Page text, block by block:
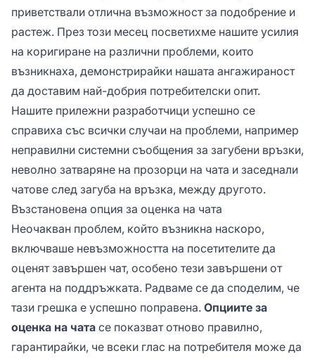
приветствали отлична възможност за подобрение и
растеж. През този месец посветихме нашите усилия
на коригиране на различни проблеми, които
възникнаха, демонстрирайки нашата ангажираност
да доставим най-добрия потребителски опит.
Нашите прилежни разработчици успешно се
справиха със всички случаи на проблеми, например
неправилни системни съобщения за загубени връзки,
неволно затваряне на прозорци на чата и заседнали
чатове след загуба на връзка, между другото.
Възстановена опция за оценка на чата
Неочакван проблем, който възникна наскоро,
включваше невъзможността на посетителите да
оценят завършен чат, особено тези завършени от
агента на поддръжката. Радваме се да споделим, че
тази грешка е успешно поправена. Опциите за
оценка на чата се показват отново правилно,
гарантирайки, че всеки глас на потребителя може да